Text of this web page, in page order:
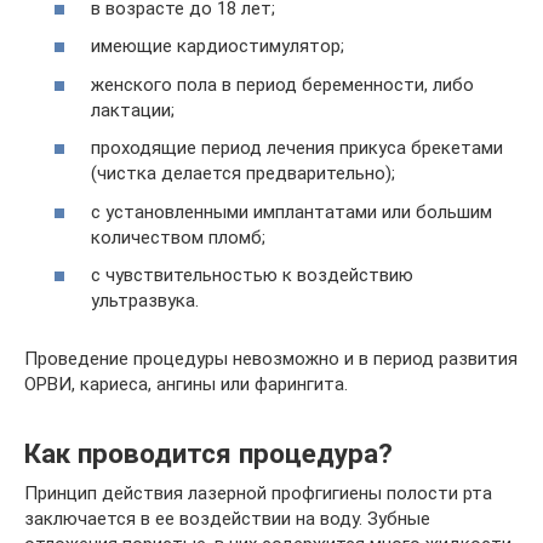
в возрасте до 18 лет;
имеющие кардиостимулятор;
женского пола в период беременности, либо
лактации;
проходящие период лечения прикуса брекетами
(чистка делается предварительно);
с установленными имплантатами или большим
количеством пломб;
с чувствительностью к воздействию
ультразвука.
Проведение процедуры невозможно и в период развития
ОРВИ, кариеса, ангины или фарингита.
Как проводится процедура?
Принцип действия лазерной профгигиены полости рта
заключается в ее воздействии на воду. Зубные